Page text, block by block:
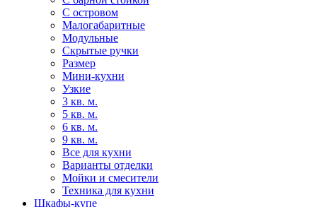
С островом
Малогабаритные
Модульные
Скрытые ручки
Размер
Мини-кухни
Узкие
3 кв. м.
5 кв. м.
6 кв. м.
9 кв. м.
Все для кухни
Варианты отделки
Мойки и смесители
Техника для кухни
Шкафы-купе